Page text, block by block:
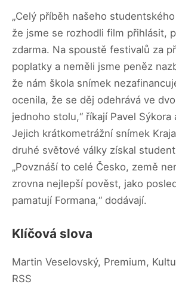
„Celý příběh našeho
že jsme se rozhodli film přihlásit,
zdarma. Na spoustě festivalů za
poplatky a neměli jsme peněz
že nám škola snímek
ocenila, že se děj odehrává ve
jednoho stolu,“ říkají Pavel Sýkora
Jejich krátkometrážní snímek
druhé světové války získal
„Povznáší to celé Česko, země
zrovna nejlepší pověst, jako
pamatují Formana,“ dodávají.
Klíčová slova
Martin Veselovský, Premium,
RSS